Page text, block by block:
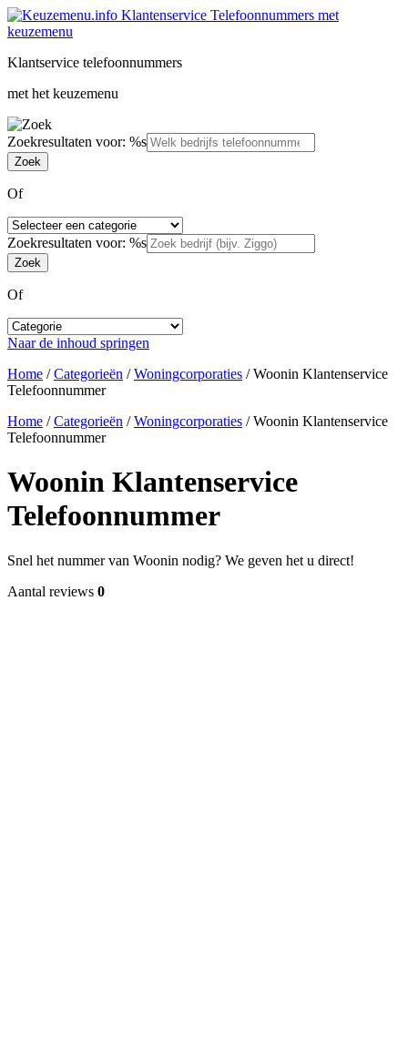
Klantservice telefoonnummers
met het keuzemenu
Zoekresultaten voor: %s
Of
Zoekresultaten voor: %s
Of
Naar de inhoud springen
Home /Categorieën /Woningcorporaties /Woonin Klantenservice
Telefoonnummer
Home /Categorieën /Woningcorporaties /Woonin Klantenservice
Telefoonnummer
Woonin Klantenservice
Telefoonnummer
Snel het nummer van Woonin nodig? We geven het u direct!
Aantal reviews 0